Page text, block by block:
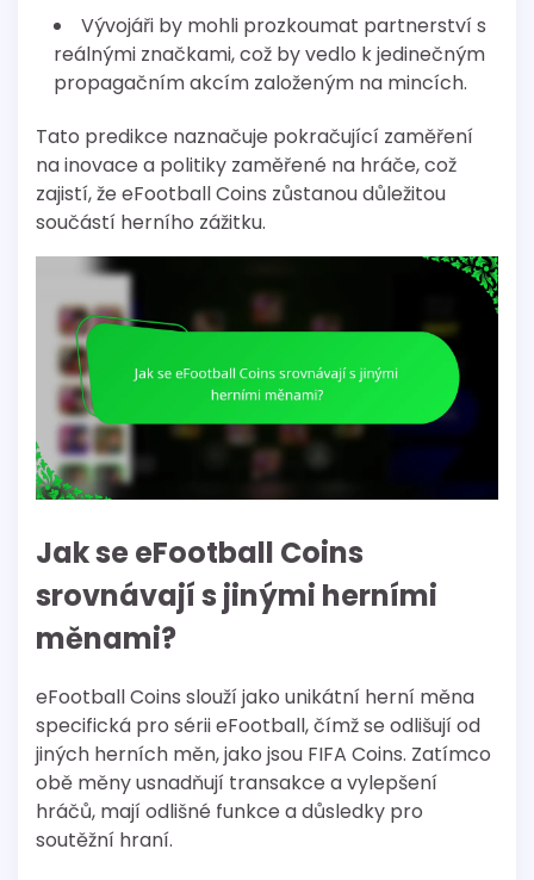
Vývojáři by mohli prozkoumat partnerství s
reálnými značkami, což by vedlo k jedinečným
propagačním akcím založeným na mincích.
Tato predikce naznačuje pokračující zaměření
na inovace a politiky zaměřené na hráče, což
zajistí, že eFootball Coins zůstanou důležitou
součástí herního zážitku.
Jak se eFootball Coins
srovnávají s jinými herními
měnami?
eFootball Coins slouží jako unikátní herní měna
specifická pro sérii eFootball, čímž se odlišují od
jiných herních měn, jako jsou FIFA Coins. Zatímco
obě měny usnadňují transakce a vylepšení
hráčů, mají odlišné funkce a důsledky pro
soutěžní hraní.